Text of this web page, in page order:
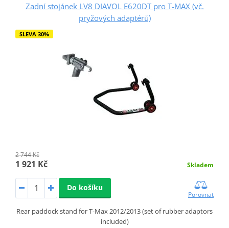
Zadní stojánek LV8 DIAVOL E620DT pro T-MAX (vč.
pryžových adaptérů)
SLEVA 30%
2 744 Kč
1 921 Kč Skladem
Do košíku
Porovnat
Rear paddock stand for T-Max 2012/2013 (set of rubber adaptors
included)